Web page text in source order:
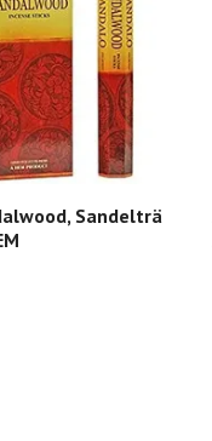
Sandelträ